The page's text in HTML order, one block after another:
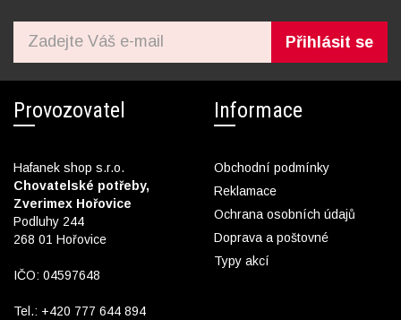
Přihlásit se
Provozovatel
Hafanek shop s.r.o.
Chovatelské potřeby,
Zverimex Hořovice
Podluhy 244
268 01 Hořovice
IČO: 04597648
Tel.: +420 777 644 894
Informace
Obchodní podmínky
Reklamace
Ochrana osobních údajů
Doprava a poštovné
Typy akcí